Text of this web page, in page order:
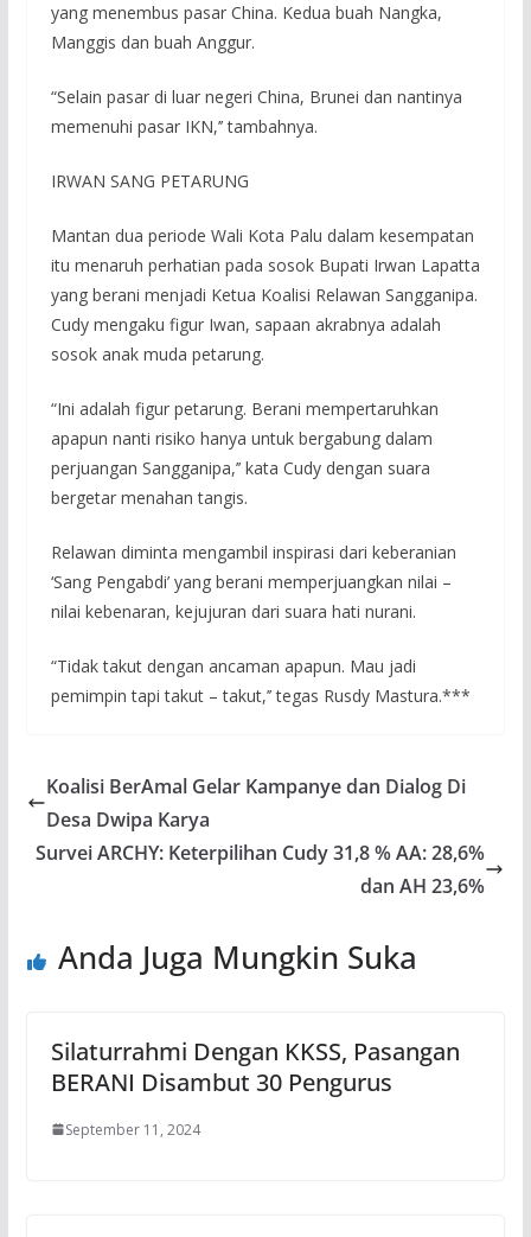
yang menembus pasar China. Kedua buah Nangka,
Manggis dan buah Anggur.
“Selain pasar di luar negeri China, Brunei dan nantinya
memenuhi pasar IKN,’’ tambahnya.
IRWAN SANG PETARUNG
Mantan dua periode Wali Kota Palu dalam kesempatan
itu menaruh perhatian pada sosok Bupati Irwan Lapatta
yang berani menjadi Ketua Koalisi Relawan Sangganipa.
Cudy mengaku figur Iwan, sapaan akrabnya adalah
sosok anak muda petarung.
“Ini adalah figur petarung. Berani mempertaruhkan
apapun nanti risiko hanya untuk bergabung dalam
perjuangan Sangganipa,’’ kata Cudy dengan suara
bergetar menahan tangis.
Relawan diminta mengambil inspirasi dari keberanian
‘Sang Pengabdi’ yang berani memperjuangkan nilai –
nilai kebenaran, kejujuran dari suara hati nurani.
“Tidak takut dengan ancaman apapun. Mau jadi
pemimpin tapi takut – takut,’’ tegas Rusdy Mastura.***
Koalisi BerAmal Gelar Kampanye dan Dialog Di
Desa Dwipa Karya
Survei ARCHY: Keterpilihan Cudy 31,8 % AA: 28,6%
dan AH 23,6%
Anda Juga Mungkin Suka
Silaturrahmi Dengan KKSS, Pasangan
BERANI Disambut 30 Pengurus
September 11, 2024